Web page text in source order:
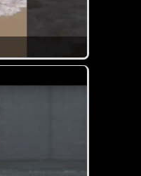
die Dinge immer so